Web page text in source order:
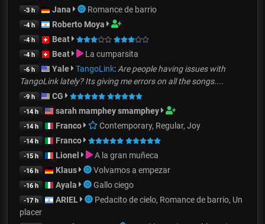
-3 h Jana Romance de barrio
-4 h Roberto Moya
-4 h Beat
-4 h Beat La cumparsita
-6 h Yale TangoLink: Are people having issues with
TangoLink lately? Its giving me errors on all the songs....
-9 h CG
-14 h sarah mamphey smamphey
-14 h Franco Contemporary, Regular, Joy
-14 h Franco
-15 h Lionel A la gran muñeca
-16 h Klaus Volvamos a empezar
-16 h Ayala Gallo ciego
-17 h ARIEL
Pedacito de cielo, Romance de barrio, Un
placer